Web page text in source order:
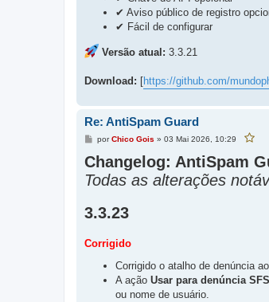
✔ Aviso público de registro
✔ Fácil de configurar
Versão atual: 3.3.21
Download: [https://github.com/
Re: AntiSpam Guard
M
n
s
a
g
porChico Gois » 03 Mai 2026, 10:29
F
o
i
t
t
a
g
Changelog: AntiSpam
Todas as alterações
3.3.23
Corrigido
Corrigido o atalho de denúncia
A ação Usar para denúncia SFS
ou nome de usuário.